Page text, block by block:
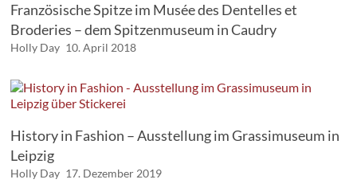
Französische Spitze im Musée des Dentelles et
Broderies – dem Spitzenmuseum in Caudry
Holly Day 10. April 2018
History in Fashion – Ausstellung im Grassimuseum in
Leipzig
Holly Day 17. Dezember 2019